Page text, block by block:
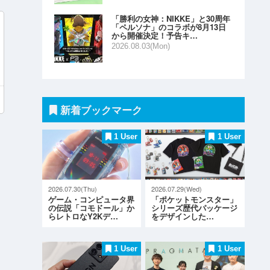
「勝利の女神：NIKKE」と30周年
「ペルソナ」のコラボが8月13日
から開催決定！予告キ…
2026.08.03(Mon)
新着ブックマーク
1 User
2026.07.30(Thu)
ゲーム・コンピュータ界
の伝説「コモドール」か
らレトロなY2Kデ…
1 User
2026.07.29(Wed)
「ポケットモンスター」
シリーズ歴代パッケージ
をデザインした…
1 User 1 User